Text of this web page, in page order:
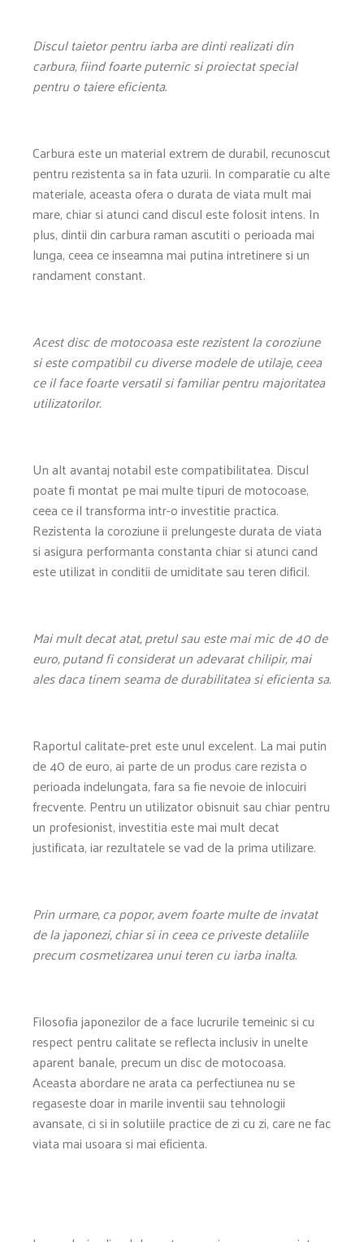
Discul taietor pentru iarba are dinti realizati din
carbura, fiind foarte puternic si proiectat special
pentru o taiere eficienta.
Carbura este un material extrem de durabil, recunoscut
pentru rezistenta sa in fata uzurii. In comparatie cu alte
materiale, aceasta ofera o durata de viata mult mai
mare, chiar si atunci cand discul este folosit intens. In
plus, dintii din carbura raman ascutiti o perioada mai
lunga, ceea ce inseamna mai putina intretinere si un
randament constant.
Acest disc de motocoasa este rezistent la coroziune
si este compatibil cu diverse modele de utilaje, ceea
ce il face foarte versatil si familiar pentru majoritatea
utilizatorilor.
Un alt avantaj notabil este compatibilitatea. Discul
poate fi montat pe mai multe tipuri de motocoase,
ceea ce il transforma intr-o investitie practica.
Rezistenta la coroziune ii prelungeste durata de viata
si asigura performanta constanta chiar si atunci cand
este utilizat in conditii de umiditate sau teren dificil.
Mai mult decat atat, pretul sau este mai mic de 40 de
euro, putand fi considerat un adevarat chilipir, mai
ales daca tinem seama de durabilitatea si eficienta sa.
Raportul calitate-pret este unul excelent. La mai putin
de 40 de euro, ai parte de un produs care rezista o
perioada indelungata, fara sa fie nevoie de inlocuiri
frecvente. Pentru un utilizator obisnuit sau chiar pentru
un profesionist, investitia este mai mult decat
justificata, iar rezultatele se vad de la prima utilizare.
Prin urmare, ca popor, avem foarte multe de invatat
de la japonezi, chiar si in ceea ce priveste detaliile
precum cosmetizarea unui teren cu iarba inalta.
Filosofia japonezilor de a face lucrurile temeinic si cu
respect pentru calitate se reflecta inclusiv in unelte
aparent banale, precum un disc de motocoasa.
Aceasta abordare ne arata ca perfectiunea nu se
regaseste doar in marile inventii sau tehnologii
avansate, ci si in solutiile practice de zi cu zi, care ne fac
viata mai usoara si mai eficienta.